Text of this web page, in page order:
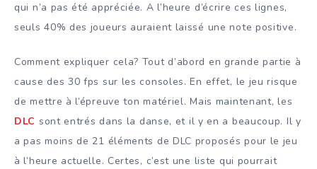
qui n’a pas été appréciée. A l’heure d’écrire ces lignes,
seuls 40% des joueurs auraient laissé une note positive.
Comment expliquer cela? Tout d’abord en grande partie à
cause des 30 fps sur les consoles. En effet, le jeu risque
de mettre à l’épreuve ton matériel. Mais maintenant, les
DLC sont entrés dans la danse, et il y en a beaucoup. Il y
a pas moins de 21 éléments de DLC proposés pour le jeu
à l’heure actuelle. Certes, c’est une liste qui pourrait